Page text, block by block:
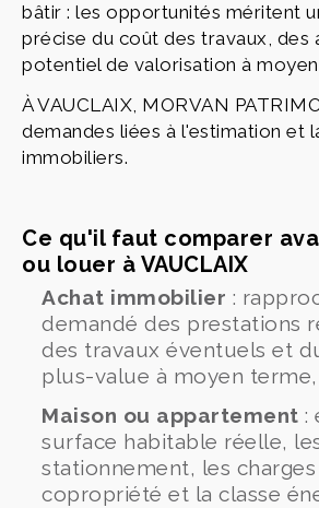
bâtir : les opportunités méritent
précise du coût des travaux, des
potentiel de valorisation à
À VAUCLAIX, MORVAN
demandes liées à l'estimation et
immobiliers.
Ce qu'il faut comparer
ou louer à VAUCLAIX
Achat immobilier :
demandé des prestations
des travaux éventuels et
plus-value à moyen terme,
Maison ou appartement :
surface habitable réelle,
stationnement, les
copropriété et la classe